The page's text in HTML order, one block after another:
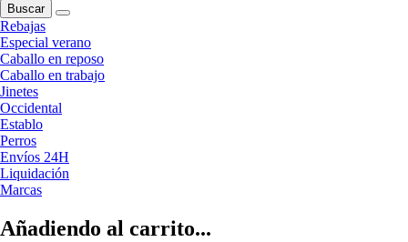
Buscar
Rebajas
Especial verano
Caballo en reposo
Caballo en trabajo
Jinetes
Occidental
Establo
Perros
Envíos 24H
Liquidación
Marcas
Añadiendo al carrito...